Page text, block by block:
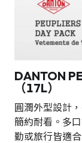
DANTON
（17L）
圓潤外型設計
簡約耐看。多
勤或旅行皆適合